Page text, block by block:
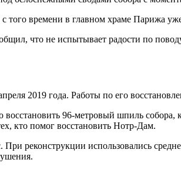
того времени в главном храме Парижа
что не испытывает радости по
2019 года. Работы по его
восстановить 96-метровый шпиль
кто помог восстановить Нотр-Дам.
При реконструкции использовались